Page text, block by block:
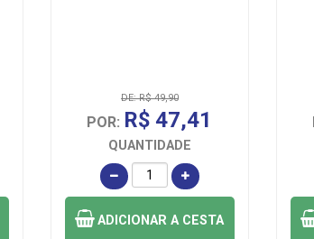
DE: R$ 49,90
POR: R$ 47,41
QUANTIDADE
ADICIONARA CESTA